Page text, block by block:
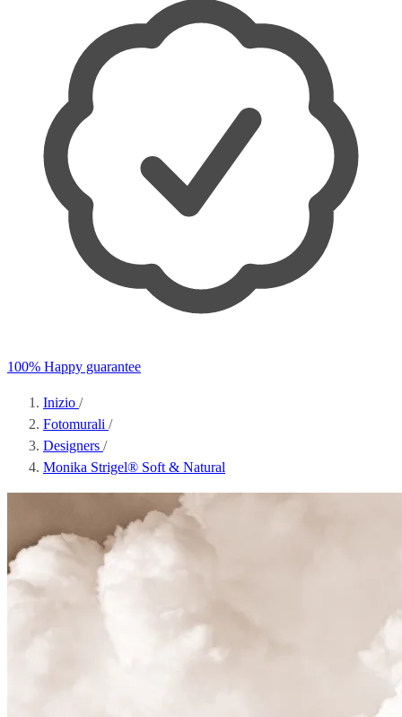
100% Happy guarantee
Inizio /
Fotomurali /
Designers /
Monika Strigel® Soft & Natural